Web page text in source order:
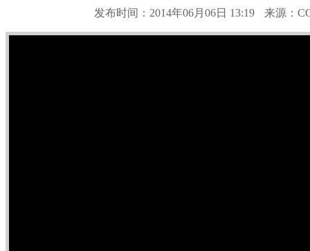
发布时间：2014年06月06日 13:19 来源：